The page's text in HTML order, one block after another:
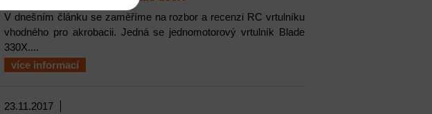
V dnešním článku se zaměříme na rozbor a recenzi RC vrtulníku
vhodného pro akrobacii. Jedná se jednomotorový vrtulník Blade
330X....
více informací
23.11.2017